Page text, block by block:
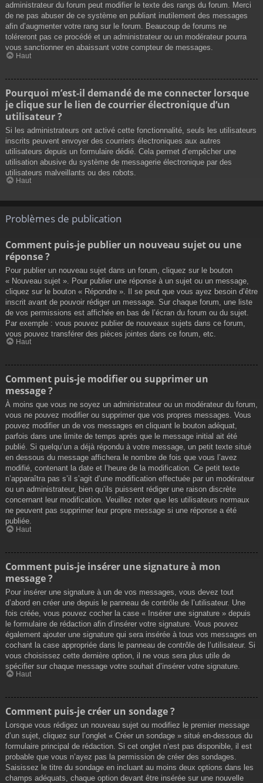
administrateur du forum peut modifier le texte des rangs du forum. Merci
de ne pas abuser de ce système en publiant inutilement des messages
afin d’augmenter votre rang sur le forum. Beaucoup de forums ne
toléreront pas ce procédé et un administrateur ou un modérateur pourra
vous sanctionner en abaissant votre compteur de messages.
Haut
Pourquoi m’est-il demandé de me connecter lorsque
je clique sur le lien de courrier électronique d’un
utilisateur ?
Si les administrateurs ont activé cette fonctionnalité, seuls les utilisateurs
inscrits peuvent envoyer des courriers électroniques aux autres
utilisateurs depuis un formulaire dédié. Cela permet d’empêcher une
utilisation abusive du système de messagerie électronique par des
utilisateurs malveillants ou des robots.
Haut
Problèmes de publication
Comment puis-je publier un nouveau sujet ou une
réponse ?
Pour publier un nouveau sujet dans un forum, cliquez sur le bouton
« Nouveau sujet ». Pour publier une réponse à un sujet ou un message,
cliquez sur le bouton « Répondre ». Il se peut que vous ayez besoin d’être
inscrit avant de pouvoir rédiger un message. Sur chaque forum, une liste
de vos permissions est affichée en bas de l’écran du forum ou du sujet.
Par exemple : vous pouvez publier de nouveaux sujets dans ce forum,
vous pouvez transférer des pièces jointes dans ce forum, etc.
Haut
Comment puis-je modifier ou supprimer un
message ?
À moins que vous ne soyez un administrateur ou un modérateur du forum,
vous ne pouvez modifier ou supprimer que vos propres messages. Vous
pouvez modifier un de vos messages en cliquant le bouton adéquat,
parfois dans une limite de temps après que le message initial ait été
publié. Si quelqu’un a déjà répondu à votre message, un petit texte situé
en dessous du message affichera le nombre de fois que vous l’avez
modifié, contenant la date et l’heure de la modification. Ce petit texte
n’apparaîtra pas s’il s’agit d’une modification effectuée par un modérateur
ou un administrateur, bien qu’ils puissent rédiger une raison discrète
concernant leur modification. Veuillez noter que les utilisateurs normaux
ne peuvent pas supprimer leur propre message si une réponse a été
publiée.
Haut
Comment puis-je insérer une signature à mon
message ?
Pour insérer une signature à un de vos messages, vous devez tout
d’abord en créer une depuis le panneau de contrôle de l’utilisateur. Une
fois créée, vous pouvez cocher la case « Insérer une signature » depuis
le formulaire de rédaction afin d’insérer votre signature. Vous pouvez
également ajouter une signature qui sera insérée à tous vos messages en
cochant la case appropriée dans le panneau de contrôle de l’utilisateur. Si
vous choisissez cette dernière option, il ne vous sera plus utile de
spécifier sur chaque message votre souhait d’insérer votre signature.
Haut
Comment puis-je créer un sondage ?
Lorsque vous rédigez un nouveau sujet ou modifiez le premier message
d’un sujet, cliquez sur l’onglet « Créer un sondage » situé en-dessous du
formulaire principal de rédaction. Si cet onglet n’est pas disponible, il est
probable que vous n’ayez pas la permission de créer des sondages.
Saisissez le titre du sondage en incluant au moins deux options dans les
champs adéquats, chaque option devant être insérée sur une nouvelle